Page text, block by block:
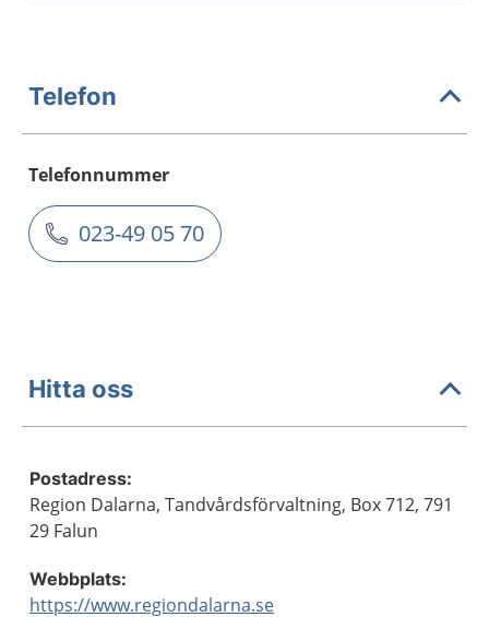
Telefon
Telefonnummer
023-49 05 70
Hitta oss
Postadress:
Region Dalarna, Tandvårdsförvaltning, Box 712, 791
29 Falun
Webbplats:
https://www.regiondalarna.se